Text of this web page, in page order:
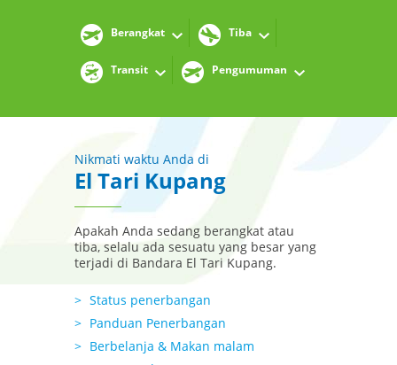
Berangkat Tiba
Transit Pengumuman
Nikmati waktu Anda di
El Tari Kupang
Apakah Anda sedang berangkat atau
tiba, selalu ada sesuatu yang besar yang
terjadi di Bandara El Tari Kupang.
Status penerbangan
Panduan Penerbangan
Berbelanja & Makan malam